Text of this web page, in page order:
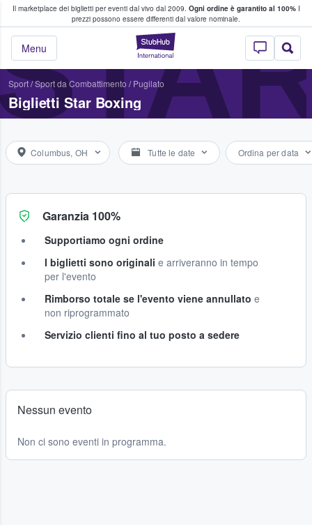
Il marketplace dei biglietti per eventi dal vivo dal 2009. Ogni ordine è garantito al 100%I
prezzi possono essere differenti dal valore nominale.
StubHub - Dove
Menu
fan comprano e vendono biglietti
Sport/Sport da Combattimento / Pugilato
Biglietti Star Boxing
Columbus, OH Tutte le date Ordina per data
Garanzia 100%
Supportiamo ogni ordine
I biglietti sono originali e arriveranno in tempo
per l'evento
Rimborso totale se l'evento viene annullato e
non riprogrammato
Servizio clienti fino al tuo posto a sedere
Nessun evento
Non ci sono eventi in programma.